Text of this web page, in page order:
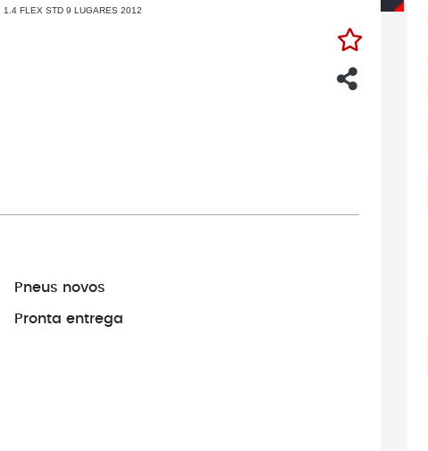
1.4 FLEX STD 9 LUGARES 2012
Pneus novos
Pronta entrega